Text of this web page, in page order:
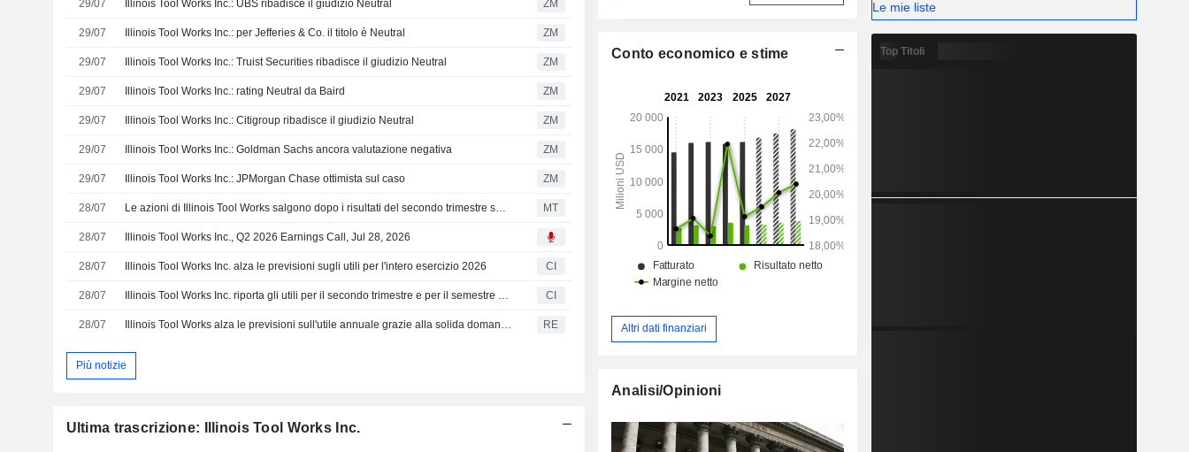
29/07 Illinois Tool Works Inc.: UBS ribadisce il giudizio Neutral ZM
29/07 Illinois Tool Works Inc.: per Jefferies & Co. il titolo è Neutral ZM
29/07 Illinois Tool Works Inc.: Truist Securities ribadisce il giudizio Neutral ZM
29/07 Illinois Tool Works Inc.: rating Neutral da Baird ZM
29/07 Illinois Tool Works Inc.: Citigroup ribadisce il giudizio Neutral ZM
29/07 Illinois Tool Works Inc.: Goldman Sachs ancora valutazione negativa ZM
29/07 Illinois Tool Works Inc.: JPMorgan Chase ottimista sul caso ZM
28/07 Le azioni di Illinois Tool Works salgono dopo i risultati del secondo trimestre superiori alle attese e il rialzo del target per il 2026 MT
28/07 Illinois Tool Works Inc., Q2 2026 Earnings Call, Jul 28, 2026
28/07 Illinois Tool Works Inc. alza le previsioni sugli utili per l'intero esercizio 2026 CI
28/07 Illinois Tool Works Inc. riporta gli utili per il secondo trimestre e per il semestre conclusosi il 30 giugno 2026 CI
28/07 Illinois Tool Works alza le previsioni sull'utile annuale grazie alla solida domanda industriale RE
Più notizie
Ultima trascrizione: Illinois Tool Works Inc.
Conto economico e stime
Altri dati finanziari
Analisi/Opinioni
Le mie liste
Top Titoli